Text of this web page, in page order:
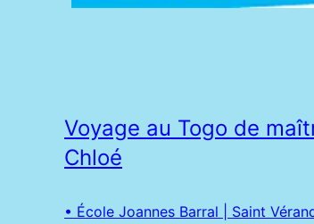
Voyage au Togo de
Chloé
• École Joannes Barral | Saint